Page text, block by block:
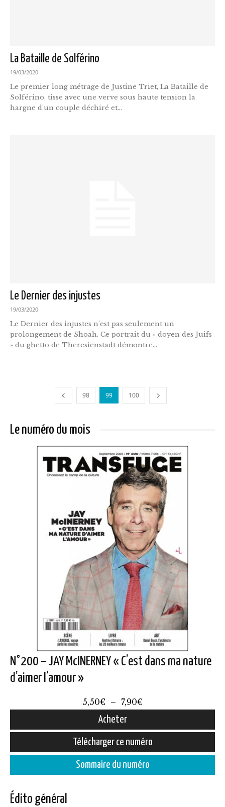
La Bataille de Solférino
19/03/2020
Le premier long métrage de Justine Triet, La Bataille de
Solférino, tisse avec une verve sous haute tension la
hargne d'un couple déchiré et...
Le Dernier des injustes
19/03/2020
Le Dernier des injustes n'est pas seulement un
prolongement de Shoah. Ce portrait du « doyen des Juifs
» du ghetto de Theresienstadt démontre...
98 99 100
Le numéro du mois
N°200 – JAY McINERNEY « C’est dans ma nature
d’aimer l’amour »
5,50€ – 7,90€
prix :
5,50€
à
7,90€
Acheter
produit
variations.
Télécharger ce numéro
Sommaire du numéro
Édito général